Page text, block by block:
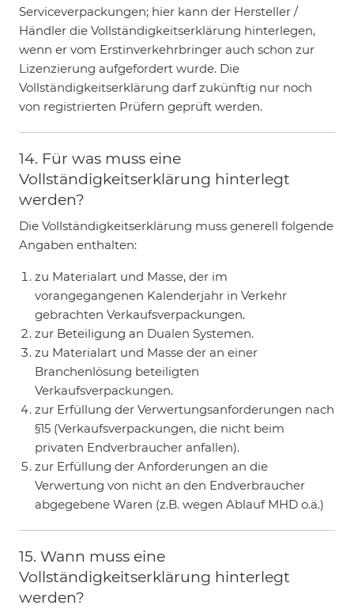
Serviceverpackungen; hier kann der Hersteller /
Händler die Vollständigkeitserklärung hinterlegen,
wenn er vom Erstinverkehrbringer auch schon zur
Lizenzierung aufgefordert wurde. Die
Vollständigkeitserklärung darf zukünftig nur noch
von registrierten Prüfern geprüft werden.
14. Für was muss eine
Vollständigkeitserklärung hinterlegt
werden?
Die Vollständigkeitserklärung muss generell folgende
Angaben enthalten:
zu Materialart und Masse, der im
vorangegangenen Kalenderjahr in Verkehr
gebrachten Verkaufsverpackungen.
zur Beteiligung an Dualen Systemen.
zu Materialart und Masse der an einer
Branchenlösung beteiligten
Verkaufsverpackungen.
zur Erfüllung der Verwertungsanforderungen nach
§15 (Verkaufsverpackungen, die nicht beim
privaten Endverbraucher anfallen).
zur Erfüllung der Anforderungen an die
Verwertung von nicht an den Endverbraucher
abgegebene Waren (z.B. wegen Ablauf MHD o.ä.)
15. Wann muss eine
Vollständigkeitserklärung hinterlegt
werden?